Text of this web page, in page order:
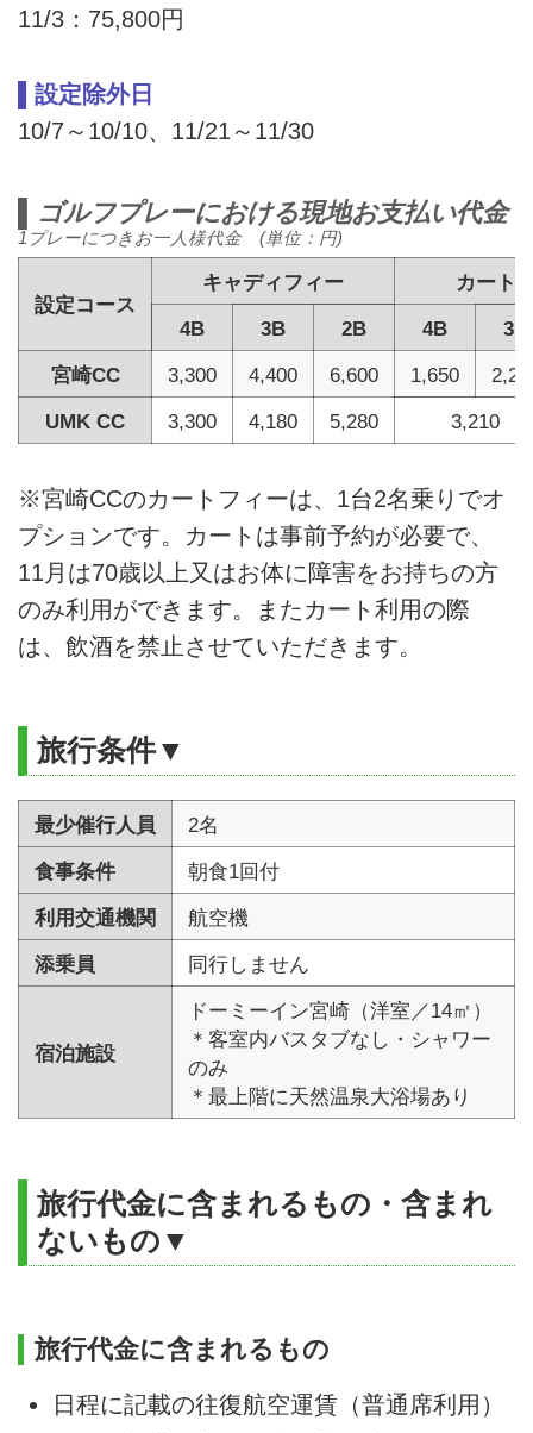
11/3：75,800円
▌設定除外日
10/7～10/10、11/21～11/30
設定コース
キャディフィー
カート
4B
3B 2B 4B
3B
宮崎CC
3,300 4,400 6,600 1,650
UMK CC
3,300 4,180 5,280 3,210
▌ゴルフプレーにおける現地お支払い代金
1プレーにつきお一人様代金 (単位：円)
※宮崎CCのカートフィーは、1台2名乗りでオ
プションです。カートは事前予約が必要で、
11月は70歳以上又はお体に障害をお持ちの方
のみ利用ができます。またカート利用の際
は、飲酒を禁止させていただきます。
旅行条件▼
最少催行人員
2名
食事条件
朝食1回付
利用交通機関
航空機
添乗員
同行しません
宿泊施設
ドーミーイン宮崎（洋室／14㎡）
＊客室内バスタブなし・シャワー
のみ
＊最上階に天然温泉大浴場あり
旅行代金に含まれるもの・含まれ
ないもの▼
旅行代金に含まれるもの
日程に記載の往復航空運賃（普通席利用）